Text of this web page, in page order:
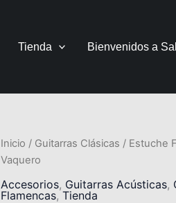
Tienda Bienvenidos a
Inicio / Guitarras Clásicas / Estuche
Vaquero
Accesorios, Guitarras Acústicas,
Flamencas,Tienda
Estuche
Foam
Cibeles
para
guitarra